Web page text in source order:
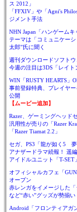
ス 2012」
「FFXIV」や「Agni's
ジメント手法
NHN Japan「ハンゲーム
テーマは「コミュニケー
太郎”氏に聞く
週刊ダウンロードソフト
今週の注目は3DS「レイト
WIN「RUSTY HEARTS」
事前登録特典、プレイヤ
公開
【ムービー追加】
Razer、ゲーミングヘッド
汎用性が売りの「Razer
「Razer Tiamat 2.2」
セガ、PS3「龍が如く5 夢
アナザードラマ続報！ 遥編
アイドルユニット「T-
オフィシャルカフェ「
オープン
赤レンガをイメージした
など“赤い”グッズが勢揃い
Android「フロンティアガ